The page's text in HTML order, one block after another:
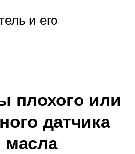
и его
плохого или
датчика
масла